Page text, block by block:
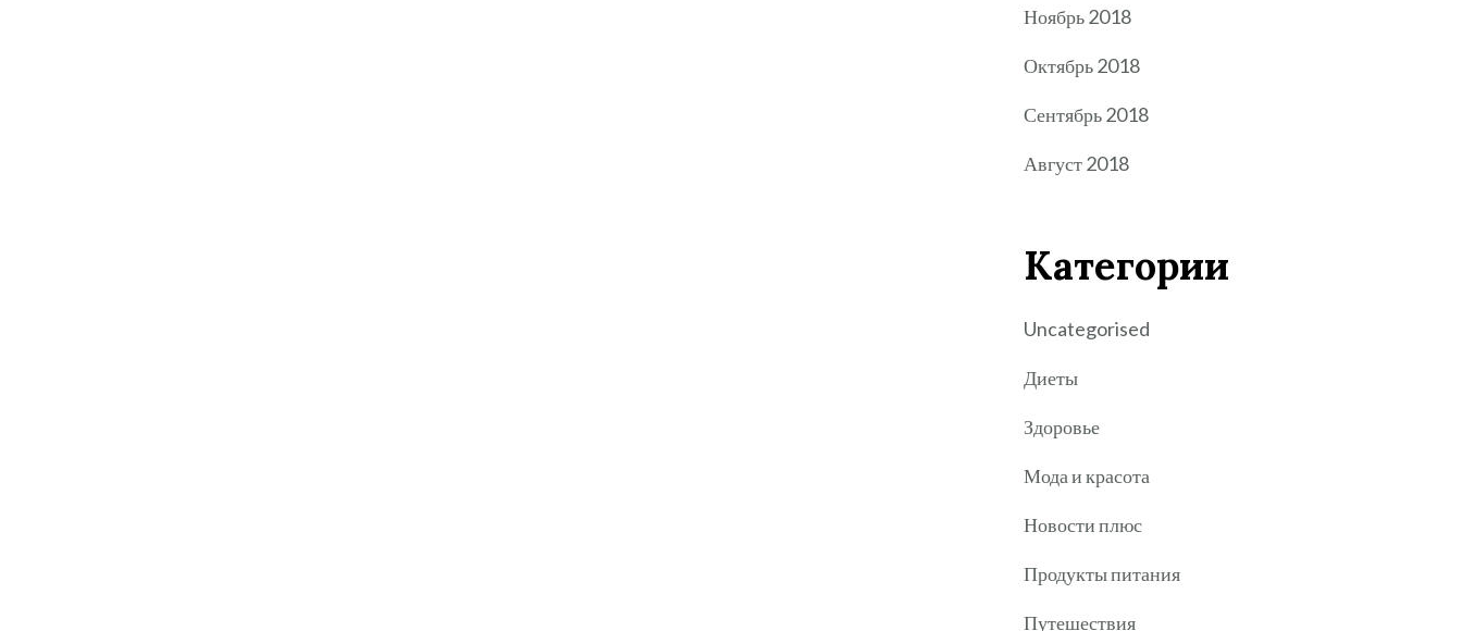
Ноябрь 2018
Октябрь 2018
Сентябрь 2018
Август 2018
Категории
Uncategorised
Диеты
Здоровье
Мода и красота
Новости плюс
Продукты питания
Путешествия